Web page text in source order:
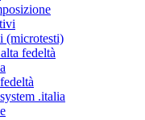
(microtesti)
fedeltà
.italia